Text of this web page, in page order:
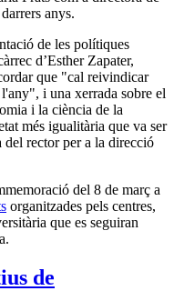
anys.
de les polítiques
d’Esther Zapater,
que "cal reivindicar
i una xerrada sobre el
i la ciència de la
més igualitària que va ser
rector per a la direcció
del 8 de març a
organitzades pels centres,
que es seguiran
de